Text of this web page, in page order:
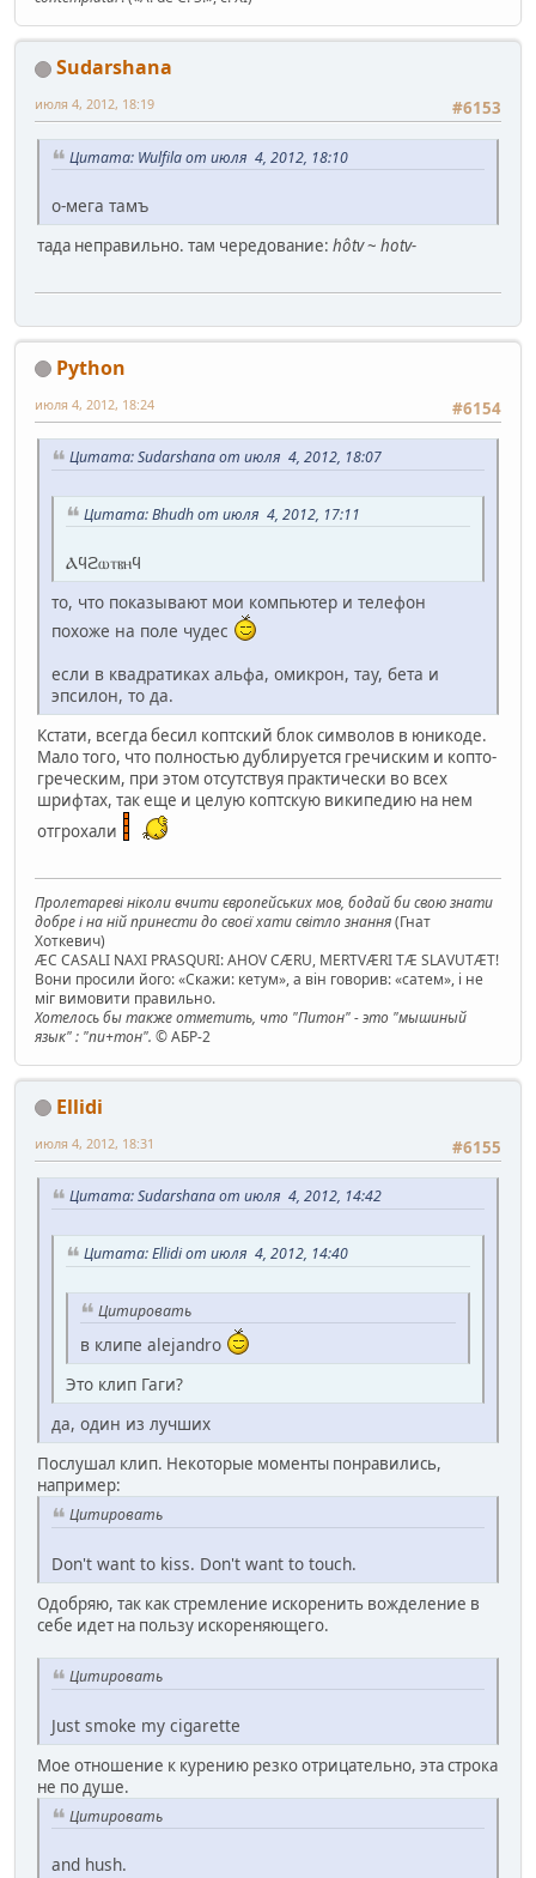
Sudarshana
#6153
июля 4, 2012, 18:19
Цитата: Wulfila от июля 4, 2012, 18:10
о-мега тамъ
тада неправильно. там чередование: hôtv~ hotv-
Python
#6154
июля 4, 2012, 18:24
Цитата: Sudarshana от июля 4, 2012, 18:07
Цитата: Bhudh от июля 4, 2012, 17:11
Ⲁϥϩⲱⲧⲃⲏϥ
то, что показывают мои компьютер и телефон
похоже на поле чудес
если в квадратиках альфа, омикрон, тау, бета и
эпсилон, то да.
Кстати, всегда бесил коптский блок символов в юникоде.
Мало того, что полностью дублируется гречиским и копто-
греческим, при этом отсутствуя практически во всех
шрифтах, так еще и целую коптскую википедию на нем
отгрохали
Пролетареві ніколи вчити європейських мов, бодай би свою знати
добре і на ній принести до своєї хати світло знання(Гнат
Хоткевич)
ÆC CASALI NAXI PRASQURI: AHOV CÆRU, MERTVÆRI TÆ SLAVUTÆT!
Вони просили його: «Скажи: кетум», а він говорив: «сатем», і не
міг вимовити правильно.
Хотелось бы также отметить, что "Питон" - это "мышиный
язык" : "пи+тон". © АБР-2
Ellidi
#6155
июля 4, 2012, 18:31
Цитата: Sudarshana от июля 4, 2012, 14:42
Цитата: Ellidi от июля 4, 2012, 14:40
Цитировать
в клипе alejandro
Это клип Гаги?
да, один из лучших
Послушал клип. Некоторые моменты понравились,
например:
Цитировать
Don't want to kiss. Don't want to touch.
Одобряю, так как стремление искоренить вожделение в
себе идет на пользу искореняющего.
Цитировать
Just smoke my cigarette
Мое отношение к курению резко отрицательно, эта строка
не по душе.
Цитировать
and hush.